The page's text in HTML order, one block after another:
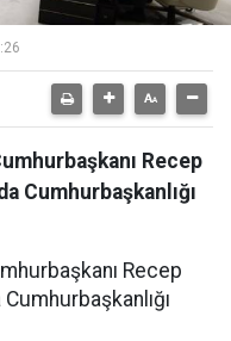
Recep
Cumhurbaşkanlığı
Recep